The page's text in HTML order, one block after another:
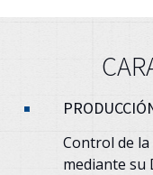
Control de la
mediante su